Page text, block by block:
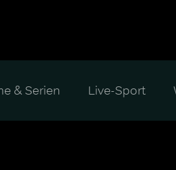
& Serien Live-Sport